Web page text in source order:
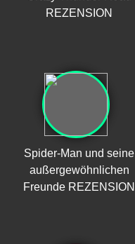
REZENSION
Spider-Man und seine
außergewöhnlichen
Freunde REZENSION